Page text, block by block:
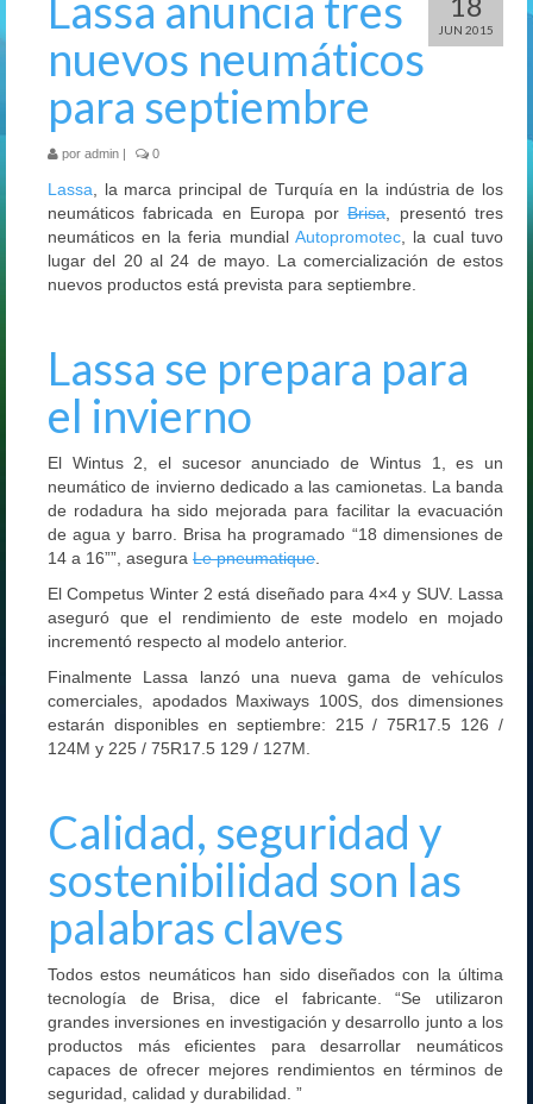
JUN 2015
nuevos neumáticos
para septiembre
por admin | 0
Lassa , la marca principal de Turquía en la indústria de los
neumáticos fabricada en Europa porBrisa, presentó tres
neumáticos en la feria mundial Autopromotec, la cual tuvo
lugar del 20 al 24 de mayo. La comercialización de estos
nuevos productos está prevista para septiembre.
Lassa se prepara para
el invierno
El Wintus 2, el sucesor anunciado de Wintus 1, es un
neumático de invierno dedicado a las camionetas. La banda
de rodadura ha sido mejorada para facilitar la evacuación
de agua y barro. Brisa ha programado “18 dimensiones de
14 a 16””, asegura Le pneumatique
El Competus Winter 2 está diseñado para 4×4 y SUV. Lassa
aseguró que el rendimiento de este modelo en mojado
incrementó respecto al modelo anterior.
Finalmente Lassa lanzó una nueva gama de vehículos
comerciales, apodados Maxiways 100S, dos dimensiones
estarán disponibles en septiembre: 215 / 75R17.5 126 /
124M y 225 / 75R17.5 129 / 127M.
Calidad, seguridad y
sostenibilidad son las
palabras claves
Todos estos neumáticos han sido diseñados con la última
tecnología de Brisa, dice el fabricante. “Se utilizaron
grandes inversiones en investigación y desarrollo junto a los
productos más eficientes para desarrollar neumáticos
capaces de ofrecer mejores rendimientos en términos de
seguridad, calidad y durabilidad. ”